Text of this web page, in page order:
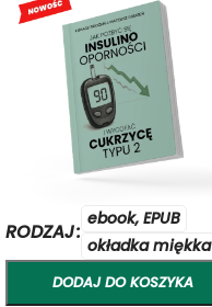
RODZAJ
ebook, EPUB
okładka miękka
DODAJ DO KOSZYKA